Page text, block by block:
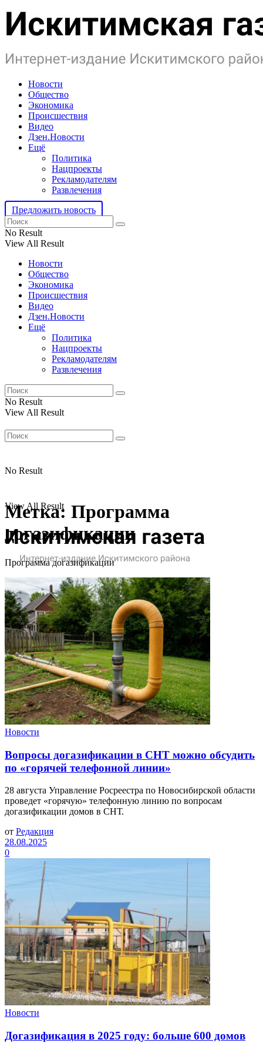
Новости
Общество
Экономика
Происшествия
Видео
Дзен.Новости
Ещё
Политика
Нацпроекты
Рекламодателям
Развлечения
Предложить новость
No Result
View All Result
Новости
Общество
Экономика
Происшествия
Видео
Дзен.Новости
Ещё
Политика
Нацпроекты
Рекламодателям
Развлечения
No Result
View All Result
No Result
View All Result
Метка: Программа
догазификации
Программа догазификации
Новости
Вопросы догазификации в СНТ можно обсудить
по «горячей телефонной линии»
28 августа Управление Росреестра по Новосибирской области
проведет «горячую» телефонную линию по вопросам
догазификации домов в СНТ.
от Редакция
28.08.2025
0
Новости
Догазификация в 2025 году: больше 600 домов